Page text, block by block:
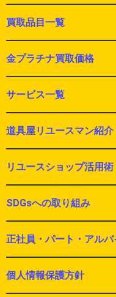
買取品目一覧
金プラチナ買取価格
サービス一覧
道具屋リユースマン紹介
リユースショップ活用術
SDGsへの取り組み
正社員・パート・アル
個人情報保護方針